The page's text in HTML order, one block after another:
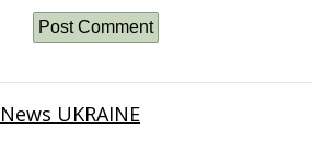
News UKRAINE